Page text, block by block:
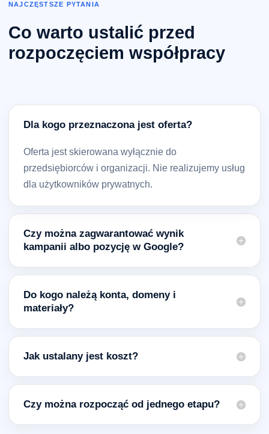
NAJCZĘSTSZE PYTANIA
Co warto ustalić przed
rozpoczęciem współpracy
Dla kogo przeznaczona jest oferta?
Oferta jest skierowana wyłącznie do
przedsiębiorców i organizacji. Nie realizujemy usług
dla użytkowników prywatnych.
Czy można zagwarantować wynik
kampanii albo pozycję w Google?
Do kogo należą konta, domeny i
materiały?
Jak ustalany jest koszt?
Czy można rozpocząć od jednego etapu?